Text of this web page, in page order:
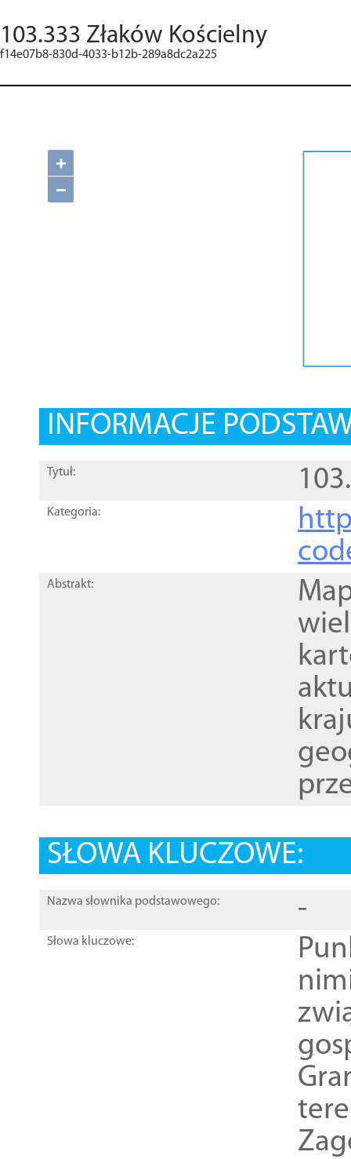
103.333 Złaków Kościelny
f14e07b8-830d-4033-b12b-289a8dc2a225
+
−
INFORMACJE
Tytuł:
Kategoria:
Abstrakt:
SŁOWA KLUCZOWE:
Nazwa słownika podstawowego: -
Słowa kluczowe: